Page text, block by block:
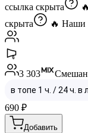
ссылка скрыта
скрыта
🔥 Наши
3 303
690 ₽
Добавить